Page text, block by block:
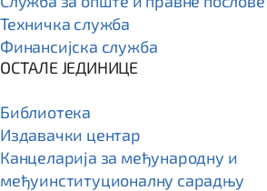
Техничка служба
Финансијска служба
ОСТАЛЕ ЈЕДИНИЦЕ
Библиотека
Издавачки центар
Канцеларија за међународну и
међуинституционалну сарадњу